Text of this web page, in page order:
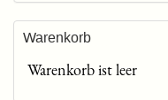
Warenkorb
Warenkorb ist leer